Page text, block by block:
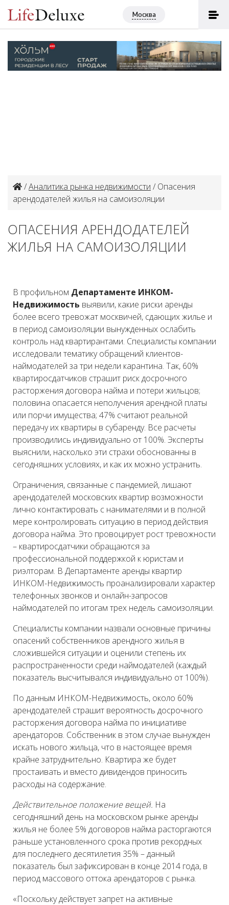
Москва
/Аналитика рынка недвижимости / Опасения
арендодателей жилья на самоизоляции
ОПАСЕНИЯ АРЕНДОДАТЕЛЕЙ
ЖИЛЬЯ НА САМОИЗОЛЯЦИИ
В профильном Департаменте ИНКОМ-
Недвижимость выявили, какие риски аренды
более всего тревожат москвичей, сдающих жилье и
в период самоизоляции вынужденных ослабить
контроль над квартирантами. Специалисты компании
исследовали тематику обращений клиентов-
наймодателей за три недели карантина. Так, 60%
квартиросдатчиков страшит риск досрочного
расторжения договора найма и потери жильцов;
половина опасается неполучения арендной платы
или порчи имущества; 47% считают реальной
передачу их квартиры в субаренду. Все расчеты
производились индивидуально от 100%. Эксперты
выяснили, насколько эти страхи обоснованны в
сегодняшних условиях, и как их можно устранить.
Ограничения, связанные с пандемией, лишают
арендодателей московских квартир возможности
лично контактировать с нанимателями и в полной
мере контролировать ситуацию в период действия
договора найма. Это провоцирует рост тревожности
– квартиросдатчики обращаются за
профессиональной поддержкой к юристам и
риэлторам. В Департаменте аренды квартир
ИНКОМ-Недвижимость проанализировали характер
телефонных звонков и онлайн-запросов
наймодателей по итогам трех недель самоизоляции.
Специалисты компании назвали основные причины
опасений собственников арендного жилья в
сложившейся ситуации и оценили степень их
распространенности среди наймодателей (каждый
показатель высчитывался индивидуально от 100%).
По данным ИНКОМ-Недвижимость, около 60%
арендодателей страшит вероятность досрочного
расторжения договора найма по инициативе
арендаторов. Собственник в этом случае вынужден
искать нового жильца, что в настоящее время
крайне затруднительно. Квартира же будет
простаивать и вместо дивидендов приносить
расходы на содержание.
Действительное положение вещей. На
сегодняшний день на московском рынке аренды
жилья не более 5% договоров найма расторгаются
раньше установленного срока против рекордных
для последнего десятилетия 35% – данный
показатель был зафиксирован в конце 2014 года, в
период массового оттока арендаторов с рынка.
«Поскольку действует запрет на активные